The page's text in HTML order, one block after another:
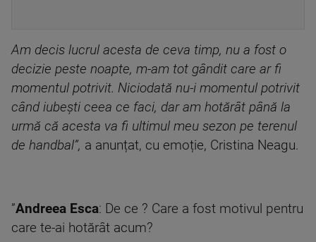
Am decis lucrul acesta de ceva timp, nu a fost o
decizie peste noapte, m-am tot gândit care ar fi
momentul potrivit. Niciodată nu-i momentul potrivit
când iubești ceea ce faci, dar am hotărât până la
urmă că acesta va fi ultimul meu sezon pe terenul
de handbal”, a anunțat, cu emoție, Cristina Neagu.
”Andreea Esca: De ce ? Care a fost motivul pentru
care te-ai hotărât acum?